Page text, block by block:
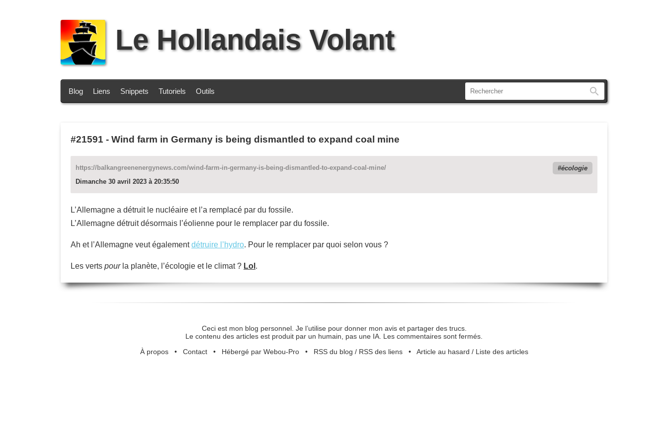
Le Hollandais Volant
Blog Liens Snippets Tutoriels Outils
#21591 - Wind farm in Germany is being dismantled to expand coal mine
https://balkangreenenergynews.com/wind-farm-in-germany-is-being-dismantled-to-expand-coal-mine/
écologie
Dimanche 30 avril 2023 à 20:35:50
L’Allemagne a détruit le nucléaire et l’a remplacé par du fossile.
L’Allemagne détruit désormais l’éolienne pour le remplacer par du fossile.
Ah et l’Allemagne veut égalementdétruire l’hydro. Pour le remplacer par quoi selon vous ?
Les verts pourla planète, l’écologie et le climat ? Lol .
Ceci est mon blog personnel. Je l’utilise pour donner mon avis et partager des trucs.
Le contenu des articles est produit par un humain, pas une IA. Les commentaires sont fermés.
À propos• Contact• Hébergé par Webou-Pro• RSS du blog / RSS des liens• Article au hasard / Liste des articles